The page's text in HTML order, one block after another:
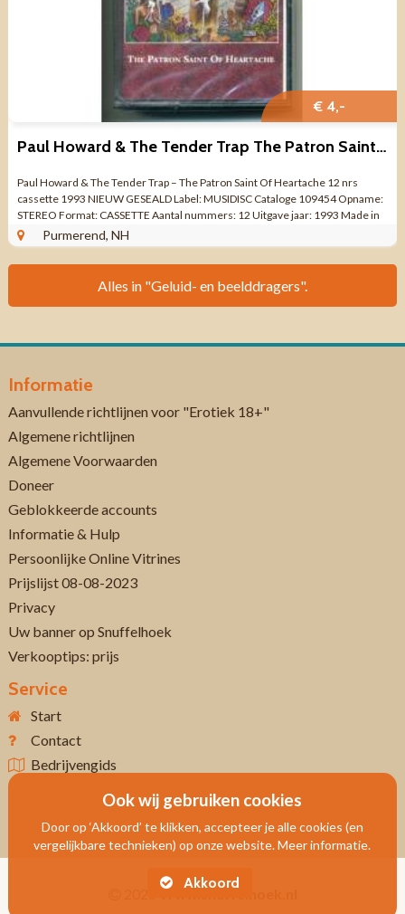
€ 4,-
Paul Howard & The Tender Trap The Patron Saint Of Heartache NIEUW
Paul Howard & The Tender Trap – The Patron Saint Of Heartache 12 nrs
cassette 1993 NIEUW GESEALD Label: MUSIDISC Cataloge 109454 Opname:
STEREO Format: CASSETTE Aantal nummers: 12 Uitgave jaar: 1993 Made in
FRANCE ...Purmerend, NH
Alles in "Geluid- en beelddragers".
Informatie
Aanvullende richtlijnen voor "Erotiek 18+"
Algemene richtlijnen
Algemene Voorwaarden
Doneer
Geblokkeerde accounts
Informatie & Hulp
Persoonlijke Online Vitrines
Prijslijst 08-08-2023
Privacy
Uw banner op Snuffelhoek
Verkooptips: prijs
Service
Start
Contact
Bedrijvengids
Www.snuffelhoek.nl
Ook wij gebruiken cookies
Door op ‘Akkoord’ te klikken, accepteer je alle cookies (en
vergelijkbare technieken) op onze website. Meer informatie.
Akkoord